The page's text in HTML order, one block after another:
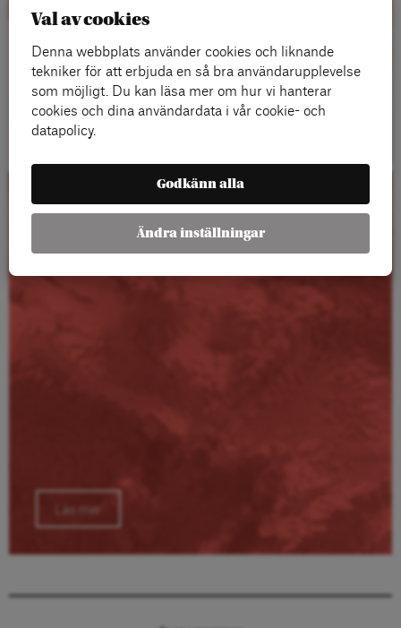
Läs mer
Kalender
Läs mer
Val av cookies
Denna webbplats använder cookies och liknande
tekniker för att erbjuda en så bra användarupplevelse
som möjligt. Du kan läsa mer om hur vi hanterar
cookies och dina användardata i vår cookie- och
datapolicy.
Godkänn alla
Ändra inställningar